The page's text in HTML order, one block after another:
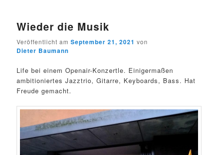
Wieder die Musik
Veröffentlicht amSeptember 21, 2021 von
Dieter Baumann
Life bei einem Openair-Konzertle. Einigermaßen
ambitioniertes Jazztrio, Gitarre, Keyboards, Bass. Hat
Freude gemacht.